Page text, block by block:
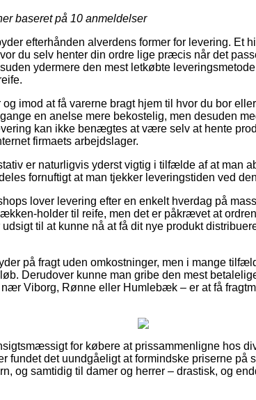
baseret på 10 anmeldelser
efterhånden alverdens former for levering. Et
du selv henter din ordre lige præcis når det
ydermere den mest letkøbte
imod at få varerne bragt hjem til hvor du bor
en anelse mere bekostelig, men desuden
kan ikke benægtes at være selv at hente
firmaets arbejdslager.
er naturligvis yderst vigtig i tilfælde af at man
fornuftigt at man tjekker leveringstiden ved
lover levering efter en enkelt hverdag på
holder til reife, men det er påkrævet at
til at kunne nå at få dit nye produkt
på fragt uden omkostninger, men i mange
Derudover kunne man gribe den mest
Viborg, Rønne eller Humlebæk – er at få
for købere at prissammenligne hos
fundet det uundgåeligt at formindske priserne på
og samtidig til damer og herrer – drastisk, og